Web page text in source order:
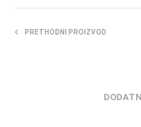
PRETHODNI PROIZVOD